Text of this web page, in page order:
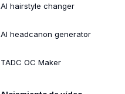
AI hairstyle changer
AI headcanon generator
TADC OC Maker